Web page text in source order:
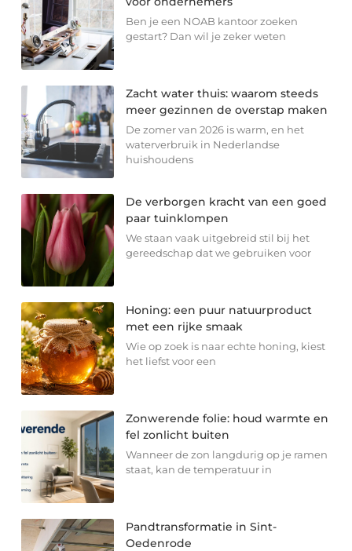
Ben je een NOAB kantoor zoeken
gestart? Dan wil je zeker weten
Zacht water thuis: waarom steeds
meer gezinnen de overstap maken
De zomer van 2026 is warm, en het
waterverbruik in Nederlandse
huishoudens
De verborgen kracht van een goed
paar tuinklompen
We staan vaak uitgebreid stil bij het
gereedschap dat we gebruiken voor
Honing: een puur natuurproduct
met een rijke smaak
Wie op zoek is naar echte honing, kiest
het liefst voor een
Zonwerende folie: houd warmte en
fel zonlicht buiten
Wanneer de zon langdurig op je ramen
staat, kan de temperatuur in
Pandtransformatie in Sint-
Oedenrode